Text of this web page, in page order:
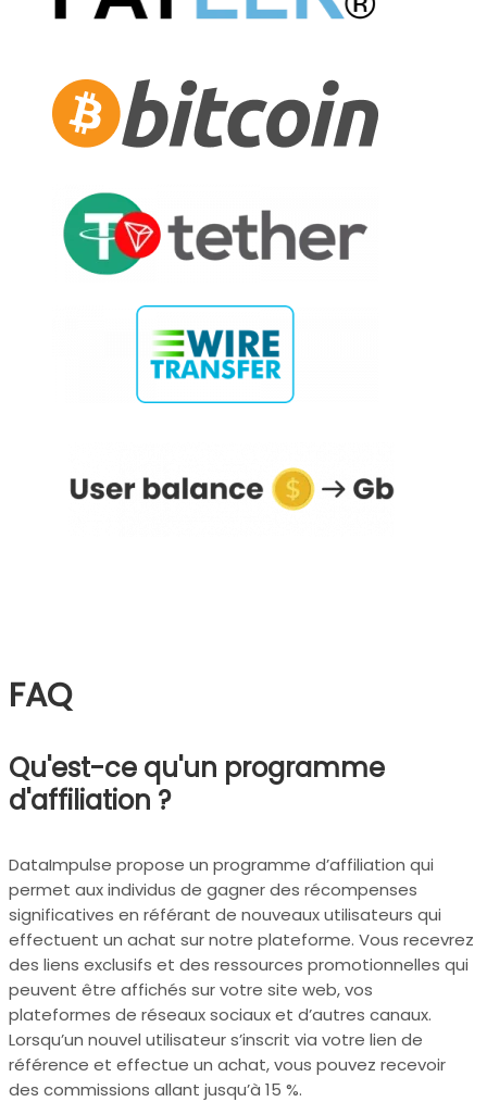
FAQ
Qu'est-ce qu'un programme
d'affiliation ?
DataImpulse propose un programme d’affiliation qui
permet aux individus de gagner des récompenses
significatives en référant de nouveaux utilisateurs qui
effectuent un achat sur notre plateforme. Vous recevrez
des liens exclusifs et des ressources promotionnelles qui
peuvent être affichés sur votre site web, vos
plateformes de réseaux sociaux et d’autres canaux.
Lorsqu’un nouvel utilisateur s’inscrit via votre lien de
référence et effectue un achat, vous pouvez recevoir
des commissions allant jusqu’à 15 %.